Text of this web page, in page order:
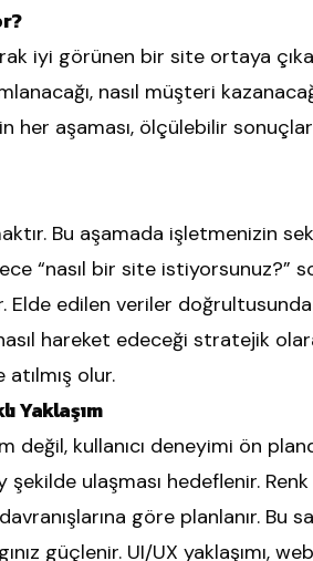
iyi görünen bir site ortaya
nasıl müşteri
aşaması, ölçülebilir
Bu aşamada işletmenizin
“nasıl bir site istiyorsunuz?”
Elde edilen veriler
nasıl hareket edeceği stratejik
olur.
Yaklaşım
değil, kullanıcı deneyimi ön
şekilde ulaşması hedeflenir.
göre planlanır.
güçlenir. UI/UX yaklaşımı,